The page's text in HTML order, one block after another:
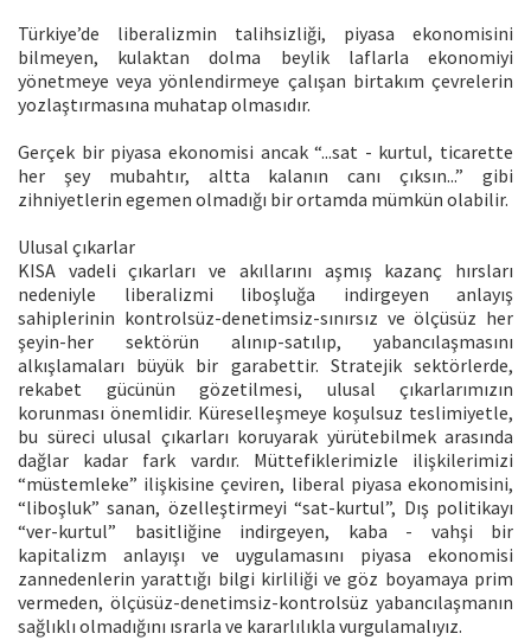
Türkiye’de liberalizmin talihsizliği, piyasa ekonomisini
bilmeyen, kulaktan dolma beylik laflarla ekonomiyi
yönetmeye veya yönlendirmeye çalışan birtakım çevrelerin
yozlaştırmasına muhatap olmasıdır.
Gerçek bir piyasa ekonomisi ancak “...sat - kurtul, ticarette
her şey mubahtır, altta kalanın canı çıksın...” gibi
zihniyetlerin egemen olmadığı bir ortamda mümkün olabilir.
Ulusal çıkarlar
KISA vadeli çıkarları ve akıllarını aşmış kazanç hırsları
nedeniyle liberalizmi liboşluğa indirgeyen anlayış
sahiplerinin kontrolsüz-denetimsiz-sınırsız ve ölçüsüz her
şeyin-her sektörün alınıp-satılıp, yabancılaşmasını
alkışlamaları büyük bir garabettir. Stratejik sektörlerde,
rekabet gücünün gözetilmesi, ulusal çıkarlarımızın
korunması önemlidir. Küreselleşmeye koşulsuz teslimiyetle,
bu süreci ulusal çıkarları koruyarak yürütebilmek arasında
dağlar kadar fark vardır. Müttefiklerimizle ilişkilerimizi
“müstemleke” ilişkisine çeviren, liberal piyasa ekonomisini,
“liboşluk” sanan, özelleştirmeyi “sat-kurtul”, Dış politikayı
“ver-kurtul” basitliğine indirgeyen, kaba - vahşi bir
kapitalizm anlayışı ve uygulamasını piyasa ekonomisi
zannedenlerin yarattığı bilgi kirliliği ve göz boyamaya prim
vermeden, ölçüsüz-denetimsiz-kontrolsüz yabancılaşmanın
sağlıklı olmadığını ısrarla ve kararlılıkla vurgulamalıyız.